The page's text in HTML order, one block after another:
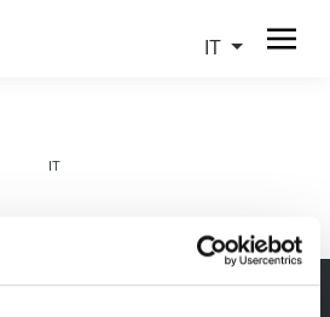
IT
IT